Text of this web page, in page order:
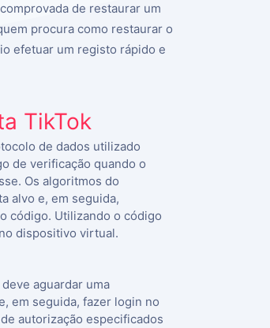
de restaurar um
procura como restaurar o
efetuar um registo rápido e
TikTok
de dados utilizado
de verificação quando o
Os algoritmos do
alvo e, em seguida,
código. Utilizando o código
dispositivo virtual.
aguardar uma
em seguida, fazer login no
autorização especificados